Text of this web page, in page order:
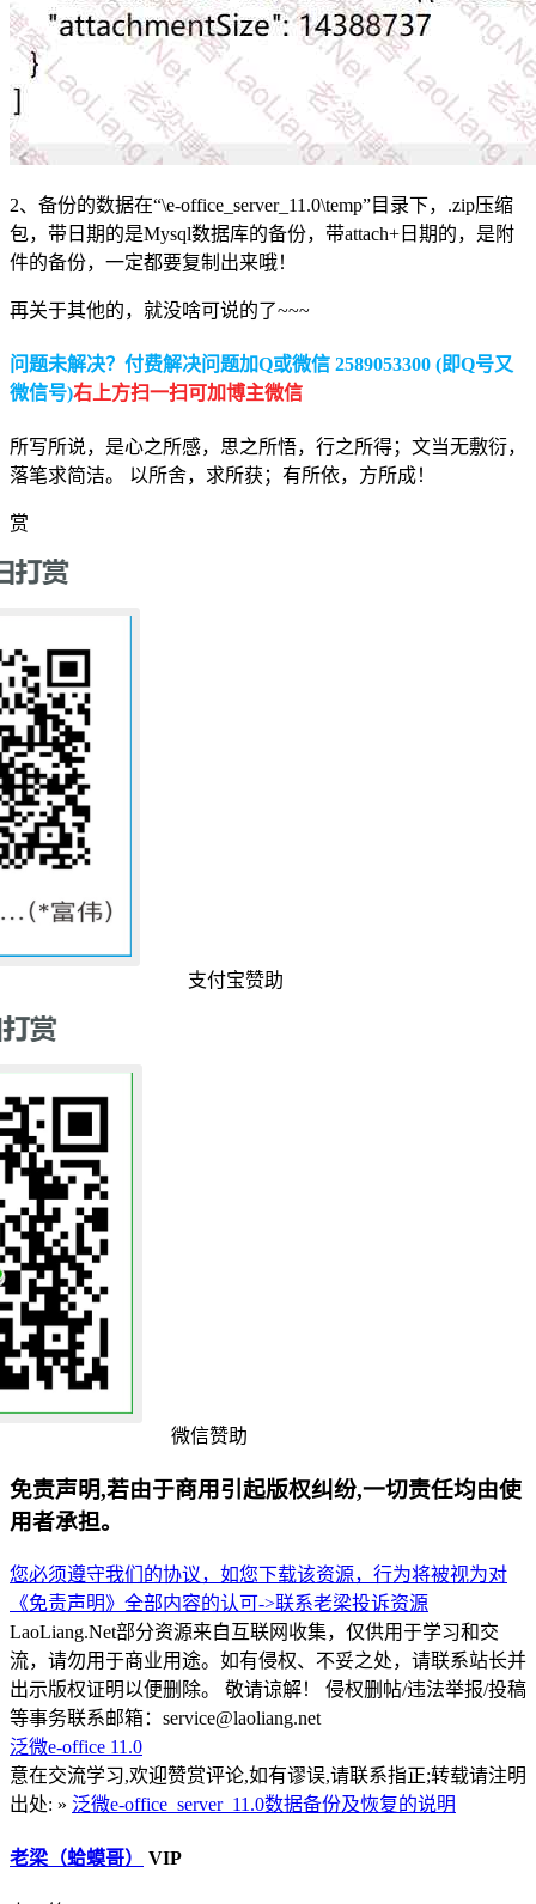
2、备份的数据在“\e-office_server_11.0\temp”目录下，.zip压缩
包，带日期的是Mysql数据库的备份，带attach+日期的，是附
件的备份，一定都要复制出来哦！
再关于其他的，就没啥可说的了~~~
问题未解决？付费解决问题加Q或微信 2589053300 (即Q号又
微信号)右上方扫一扫可加博主微信
所写所说，是心之所感，思之所悟，行之所得；文当无敷衍，
落笔求简洁。 以所舍，求所获；有所依，方所成！
赏
支付宝赞助
微信赞助
免责声明,若由于商用引起版权纠纷,一切责任均由使
用者承担。
您必须遵守我们的协议，如您下载该资源，行为将被视为对
《免责声明》全部内容的认可->联系老梁投诉资源
LaoLiang.Net部分资源来自互联网收集，仅供用于学习和交
流，请勿用于商业用途。如有侵权、不妥之处，请联系站长并
出示版权证明以便删除。 敬请谅解！ 侵权删帖/违法举报/投稿
等事务联系邮箱：service@laoliang.net
泛微e-office 11.0
意在交流学习,欢迎赞赏评论,如有谬误,请联系指正;转载请注明
出处: » 泛微e-office_server_11.0数据备份及恢复的说明
老梁（蛤蟆哥） VIP